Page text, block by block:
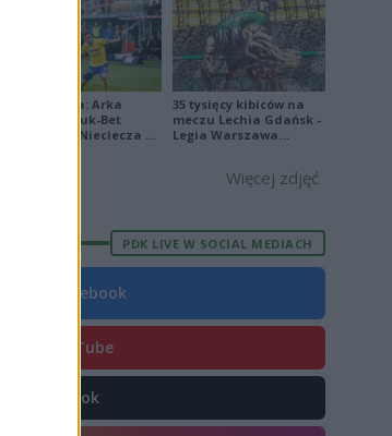
Ekstraklasa: Arka
Gdynia - Bruk-Bet
Termalica Nieciecza 2-
35 tysięcy kibiców na
meczu Lechia Gdańsk -
Legia Warszawa
Więcej zdjęć
PDK LIVE W SOCIAL MEDIACH
Facebook
YouTube
TikTok